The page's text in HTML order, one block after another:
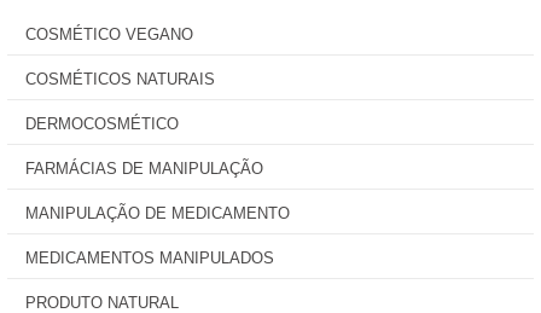
COSMÉTICO VEGANO
COSMÉTICOS NATURAIS
DERMOCOSMÉTICO
FARMÁCIAS DE MANIPULAÇÃO
MANIPULAÇÃO DE MEDICAMENTO
MEDICAMENTOS MANIPULADOS
PRODUTO NATURAL